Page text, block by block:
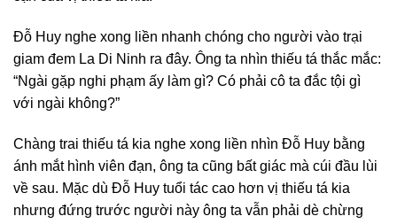
Đỗ Huy nghe xong liền nhanh chóng cho người vào trại
giam đem La Di Ninh ra đây. Ông ta nhìn thiếu tá thắc mắc:
“Ngài gặp nghi phạm ấy làm gì? Có phải cô ta đắc tội gì
với ngài không?”
Chàng trai thiếu tá kia nghe xong liền nhìn Đỗ Huy bằng
ánh mắt hình viên đạn, ông ta cũng bất giác mà cúi đầu lùi
về sau. Mặc dù Đỗ Huy tuổi tác cao hơn vị thiếu tá kia
nhưng đứng trước người này ông ta vẫn phải dè chừng